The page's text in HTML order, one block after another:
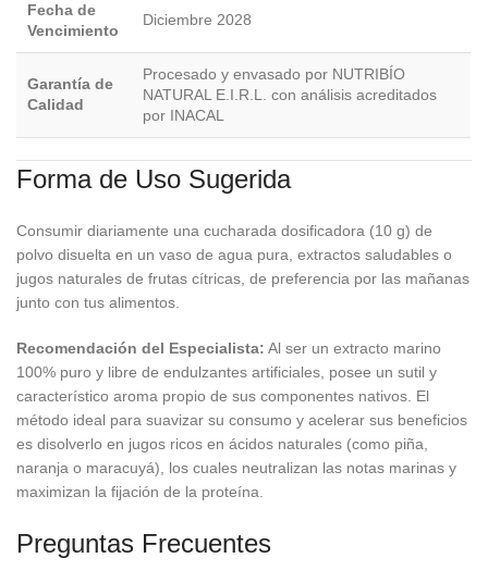
Fecha de
Vencimiento
Diciembre 2028
Garantía de
Calidad
Procesado y envasado por NUTRIBÍO
NATURAL E.I.R.L. con análisis acreditados
por INACAL
Forma de Uso Sugerida
Consumir diariamente una cucharada dosificadora (10 g) de
polvo disuelta en un vaso de agua pura, extractos saludables o
jugos naturales de frutas cítricas, de preferencia por las mañanas
junto con tus alimentos.
Recomendación del Especialista: Al ser un extracto marino
100% puro y libre de endulzantes artificiales, posee un sutil y
característico aroma propio de sus componentes nativos. El
método ideal para suavizar su consumo y acelerar sus beneficios
es disolverlo en jugos ricos en ácidos naturales (como piña,
naranja o maracuyá), los cuales neutralizan las notas marinas y
maximizan la fijación de la proteína.
Preguntas Frecuentes